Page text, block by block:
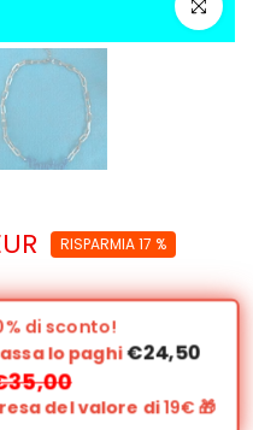
clicca per
RISPARMIA 17 %
di sconto!
lo paghi€24,50
del valore di19€🎁